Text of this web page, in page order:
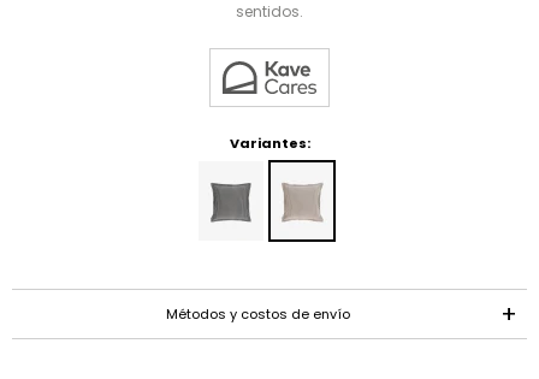
sentidos.
Variantes:
Métodos y costos de envío